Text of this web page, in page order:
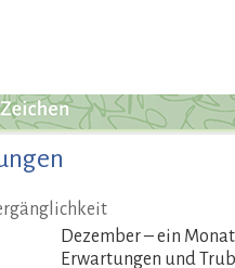
Dezember – ein
Erwartungen und